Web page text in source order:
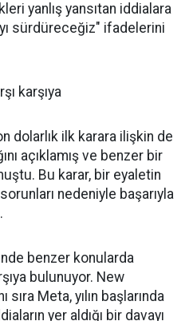
yanlış yansıtan iddialara
sürdüreceğiz" ifadelerini
karşıya
dolarlık ilk karara ilişkin de
açıklamış ve benzer bir
Bu karar, bir eyaletin
nedeniyle başarıyla
benzer konularda
bulunuyor. New
sıra Meta, yılın başlarında
yer aldığı bir davayı